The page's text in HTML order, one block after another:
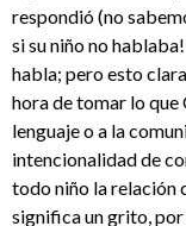
respondió (no
si su niño no
habla; pero esto
hora de tomar lo que
lenguaje o a la
intencionalidad de
todo niño la relación
significa un grito, por